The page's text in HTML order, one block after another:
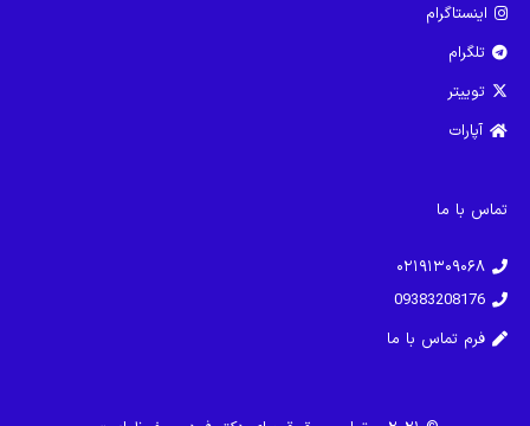
اینستاگرام
تلگرام
توییتر
آپارات
تماس با ما
۰۲۱۹۱۳۰۹۰۶۸
09383208176
فرم تماس با ما